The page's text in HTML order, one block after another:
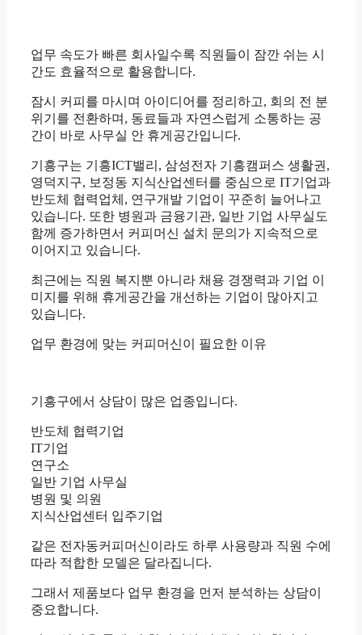
업무 속도가 빠른 회사일수록 직원들이 잠깐 쉬는 시
간도 효율적으로 활용합니다.
잠시 커피를 마시며 아이디어를 정리하고, 회의 전 분
위기를 전환하며, 동료들과 자연스럽게 소통하는 공
간이 바로 사무실 안 휴게공간입니다.
기흥구는 기흥ICT밸리, 삼성전자 기흥캠퍼스 생활권,
영덕지구, 보정동 지식산업센터를 중심으로 IT기업과
반도체 협력업체, 연구개발 기업이 꾸준히 늘어나고
있습니다. 또한 병원과 금융기관, 일반 기업 사무실도
함께 증가하면서 커피머신 설치 문의가 지속적으로
이어지고 있습니다.
최근에는 직원 복지뿐 아니라 채용 경쟁력과 기업 이
미지를 위해 휴게공간을 개선하는 기업이 많아지고
있습니다.
업무 환경에 맞는 커피머신이 필요한 이유
기흥구에서 상담이 많은 업종입니다.
반도체 협력기업
IT기업
연구소
일반 기업 사무실
병원 및 의원
지식산업센터 입주기업
같은 전자동커피머신이라도 하루 사용량과 직원 수에
따라 적합한 모델은 달라집니다.
그래서 제품보다 업무 환경을 먼저 분석하는 상담이
중요합니다.